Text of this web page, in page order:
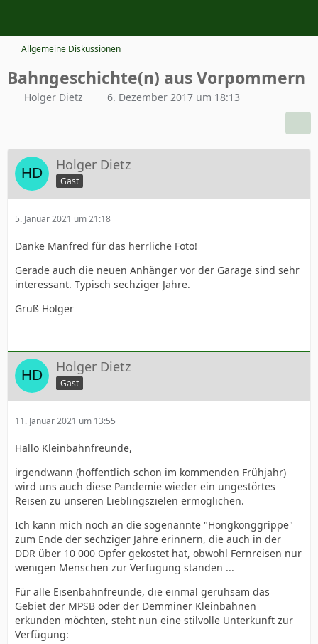
Allgemeine Diskussionen
Bahngeschichte(n) aus Vorpommern
Holger Dietz 6. Dezember 2017 um 18:13
Holger Dietz
Gast
5. Januar 2021 um 21:18
Danke Manfred für das herrliche Foto!
Gerade auch die neuen Anhänger vor der Garage sind sehr
interessant. Typisch sechziger Jahre.
Gruß Holger
Holger Dietz
Gast
11. Januar 2021 um 13:55
Hallo Kleinbahnfreunde,
irgendwann (hoffentlich schon im kommenden Frühjahr)
wird uns auch diese Pandemie wieder ein ungestörtes
Reisen zu unseren Lieblingszielen ermöglichen.
Ich kann mich noch an die sogenannte "Hongkonggrippe"
zum Ende der sechziger Jahre erinnern, die auch in der
DDR über 10 000 Opfer gekostet hat, obwohl Fernreisen nur
wenigen Menschen zur Verfügung standen ...
Für alle Eisenbahnfreunde, die einmal geruhsam das
Gebiet der MPSB oder der Demminer Kleinbahnen
erkunden möchten, steht nun eine stilvolle Unterkunft zur
Verfügung: